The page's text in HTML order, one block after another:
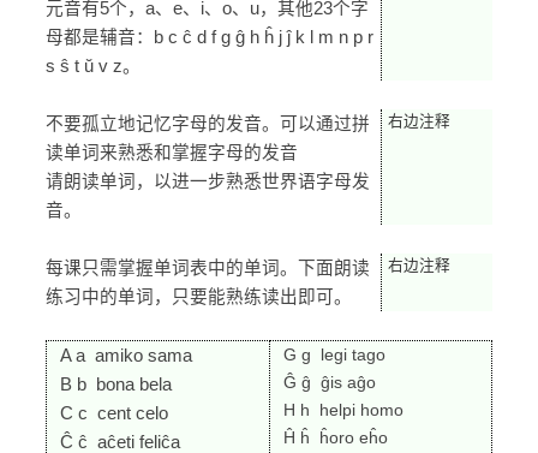
元音有5个，a、e、i、o、u，其他23个字
母都是辅音：b c ĉ d f g ĝ h ĥ j ĵ k l m n p r
s ŝ t ŭ v z。
不要孤立地记忆字母的发音。可以通过拼
读单词来熟悉和掌握字母的发音
请朗读单词，以进一步熟悉世界语字母发
音。
右边注释
每课只需掌握单词表中的单词。下面朗读
练习中的单词，只要能熟练读出即可。
右边注释
A a amiko sama
B b bona bela
C c cent celo
Ĉ ĉ aĉeti feliĉa
G g legi tago
Ĝ ĝ ĝis aĝo
H h helpi homo
Ĥ ĥ ĥoro eĥo